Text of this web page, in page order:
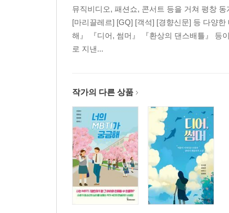
뮤직비디오, 패션쇼, 콘서트 등을 거쳐 평창
[마리끌레르] [GQ] [객석] [경향신문] 등 다양
해』 『디어, 썸머』 『환상의 댄스배틀』 등
로 지낸...
작가의 다른 상품